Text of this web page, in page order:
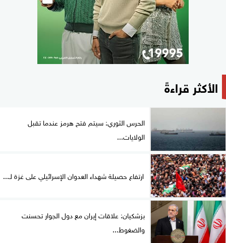
الأكثر قراءةً
الحرس الثوري: سيتم فتح هرمز عندما تقبل
الولايات...
ارتفاع حصيلة شهداء العدوان الإسرائيلي على غزة لـ...
بزشكيان: علاقات إيران مع دول الجوار تحسنت
والضغوط...